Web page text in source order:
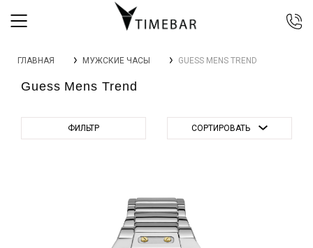
044 392 44 45
067 344 14 44 (viber)
099 399 23 80
Бесплатно по Украине
ГЛАВНАЯ МУЖСКИЕ ЧАСЫ GUESS MENS TREND
Guess Mens Trend
ФИЛЬТР СОРТИРОВАТЬ